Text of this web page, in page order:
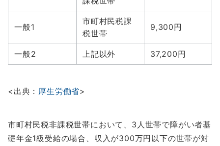
一般1
市町村民税課
税世帯
9,300円
一般2 上記以外 37,200円
<出典： 厚生労働省>
市町村民税非課税世帯において、3人世帯で障がい者基
礎年金1級受給の場合、収入が300万円以下の世帯が対